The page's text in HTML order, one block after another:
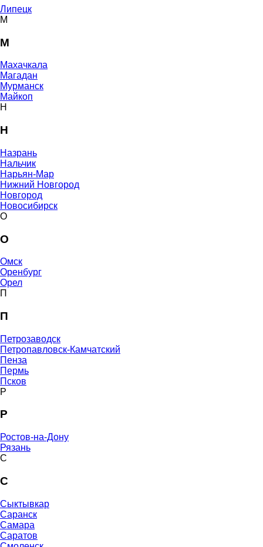
Липецк
М
М
Махачкала
Магадан
Мурманск
Майкоп
Н
Н
Назрань
Нальчик
Нарьян-Мар
Нижний Новгород
Новгород
Новосибирск
О
О
Омск
Оренбург
Орел
П
П
Петрозаводск
Петропавловск-Камчатский
Пенза
Пермь
Псков
Р
Р
Ростов-на-Дону
Рязань
С
С
Сыктывкар
Саранск
Самара
Саратов